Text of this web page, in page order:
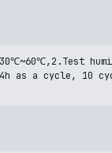
as a cycle, 10